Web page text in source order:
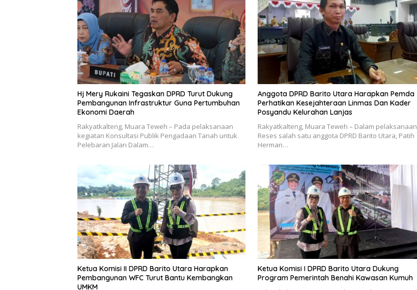
Hj Mery Rukaini Tegaskan DPRD Turut Dukung
Pembangunan Infrastruktur Guna Pertumbuhan
Ekonomi Daerah
Rakyatkalteng, Muara Teweh – Pada pelaksanaan
kegiatan Konsultasi Publik Pengadaan Tanah untuk
Pelebaran Jalan Dalam…
Anggota DPRD Barito Utara Harapkan Pemda
Perhatikan Kesejahteraan Linmas Dan Kader
Posyandu Kelurahan Lanjas
Rakyatkalteng, Muara Teweh – Dalam pelaksanaan
Reses salah satu anggota DPRD Barito Utara, Patih
Herman…
Ketua Komisi II DPRD Barito Utara Harapkan
Pembangunan WFC Turut Bantu Kembangkan
UMKM
Ketua Komisi I DPRD Barito Utara Dukung
Program Pemerintah Benahi Kawasan Kumuh